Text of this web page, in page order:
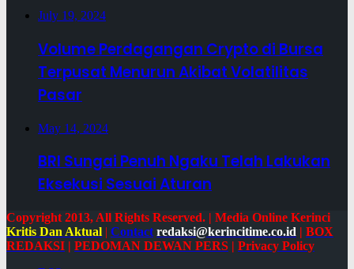
July 19, 2024
Volume Perdagangan Crypto di Bursa
Terpusat Menurun Akibat Volatilitas
Pasar
May 14, 2024
BRI Sungai Penuh Ngaku Telah Lakukan
Eksekusi Sesuai Aturan
Copyright 2013, All Rights Reserved. | Media Online Kerinci
Kritis Dan Aktual | Contact redaksi@kerincitime.co.id | BOX
REDAKSI | PEDOMAN DEWAN PERS | Privacy Policy